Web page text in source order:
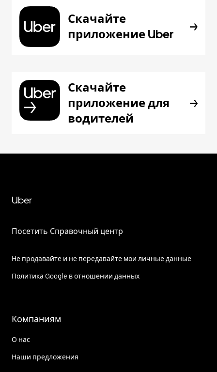
Скачайте
приложение Uber
Скачайте
приложение для
водителей
Uber
Посетить Справочный центр
Не продавайте и не передавайте мои личные данные
Политика Google в отношении данных
Компаниям
О нас
Наши предложения